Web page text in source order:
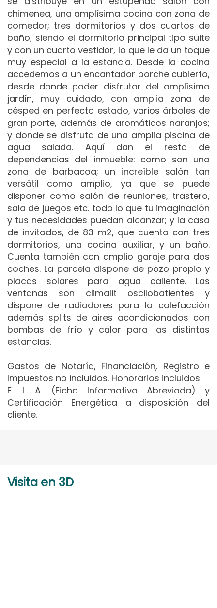
chimenea, una amplísima cocina con zona de
comedor; tres dormitorios y dos cuartos de
baño, siendo el dormitorio principal tipo suite
y con un cuarto vestidor, lo que le da un toque
muy especial a la estancia. Desde la cocina
accedemos a un encantador porche cubierto,
desde donde poder disfrutar del amplísimo
jardín, muy cuidado, con amplia zona de
césped en perfecto estado, varios árboles de
gran porte, además de aromáticos naranjos;
y donde se disfruta de una amplia piscina de
agua salada. Aquí dan el resto de
dependencias del inmueble: como son una
zona de barbacoa; un increíble salón tan
versátil como amplio, ya que se puede
disponer como salón de reuniones, trastero,
sala de juegos etc. todo lo que tu imaginación
y tus necesidades puedan alcanzar; y la casa
de invitados, de 83 m2, que cuenta con tres
dormitorios, una cocina auxiliar, y un baño.
Cuenta también con amplio garaje para dos
coches. La parcela dispone de pozo propio y
placas solares para agua caliente. Las
ventanas son climalit oscilobatientes y
dispone de radiadores para la calefacción
además splits de aires acondicionados con
bombas de frío y calor para las distintas
estancias.
Gastos de Notaría, Financiación, Registro e
Impuestos no incluidos. Honorarios incluidos.
F. I. A. (Ficha Informativa Abreviada) y
Certificación Energética a disposición del
cliente.
Visita en 3D